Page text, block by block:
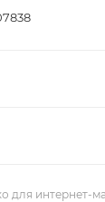
для интернет-